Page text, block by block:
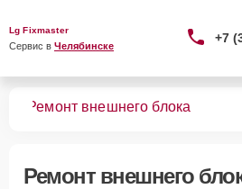
Lg Fixmaster
Сервис в Челябинске
+7
Ремонт внешнего блока
Ремонт внешнего